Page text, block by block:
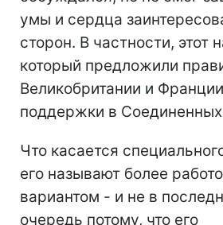
умы и сердца
сторон. В частности, этот
который предложили
Великобритании и
поддержки в
Что касается
его называют более
вариантом - и не в
очередь потому, что его